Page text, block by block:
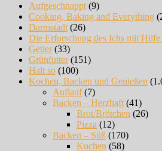
Aufgeschnappt (9)
Cooking, Baking and Everything
Darmstadt (26)
Die Erforschung des Ichs mit Hilfe
Getier(33)
Grünfutter(151)
Halt so (100)
Kochen, Backen und Genießen
Auflauf(7)
Backen – Herzhaft (41)
Brot/Brötchen (26)
Pizza (12)
Backen – Süß (170)
Kuchen (58)